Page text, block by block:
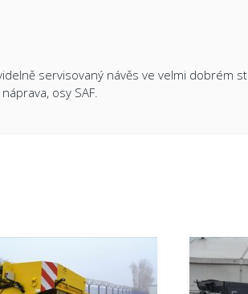
servisovaný návěs ve velmi dobrém
osy SAF.